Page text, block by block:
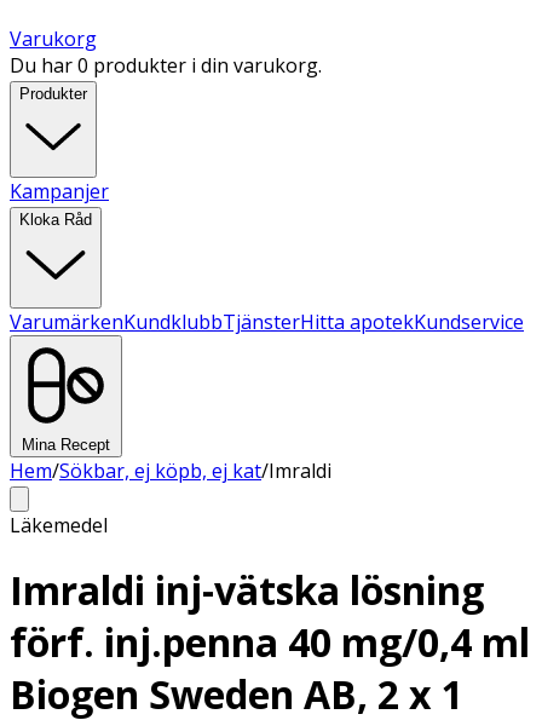
Varukorg
Du har 0 produkter i din varukorg.
Produkter
Kampanjer
Kloka Råd
VarumärkenKundklubbTjänsterHitta apotekKundservice
Mina Recept
Hem/Sökbar, ej köpb, ej kat/Imraldi
Läkemedel
Imraldi inj-vätska lösning
förf. inj.penna 40 mg/0,4 ml
Biogen Sweden AB, 2 x 1